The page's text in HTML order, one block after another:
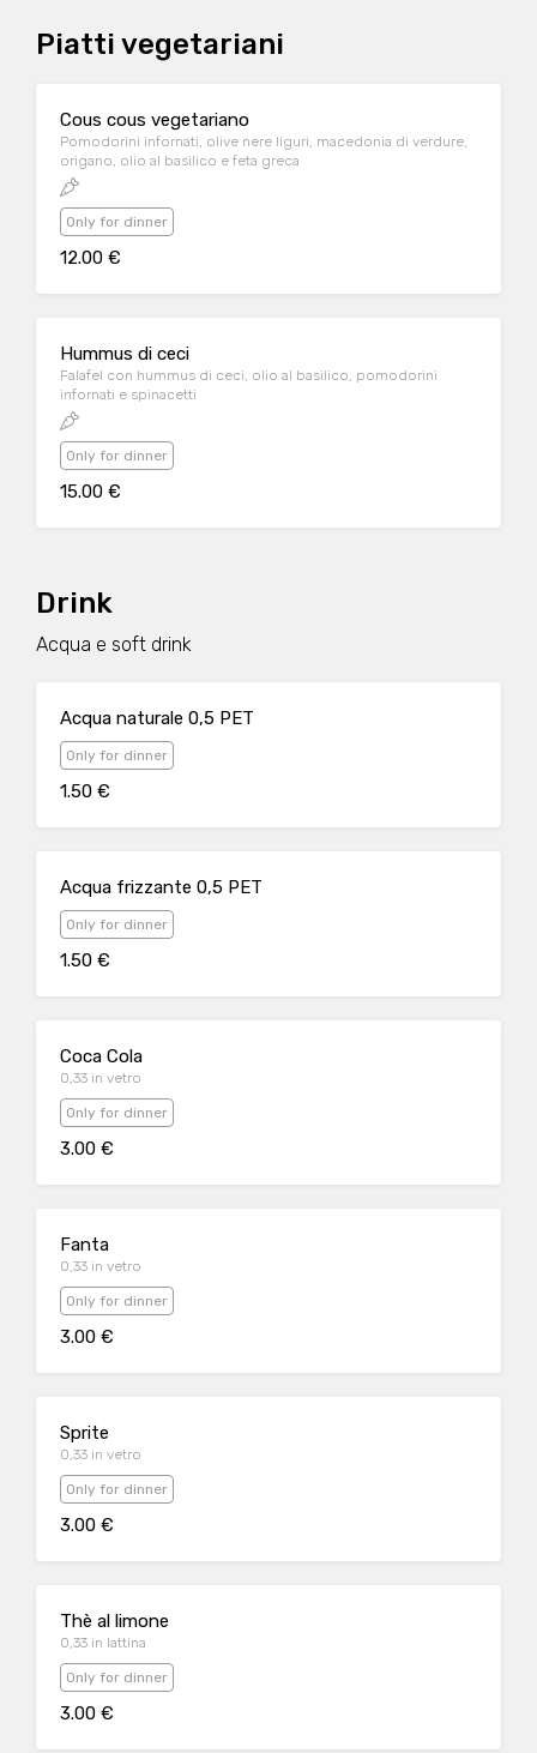
Piatti vegetariani
Cous cous vegetariano
Pomodorini infornati, olive nere liguri, macedonia di verdure,
origano, olio al basilico e feta greca
Only for dinner
12.00 €
Hummus di ceci
Falafel con hummus di ceci, olio al basilico, pomodorini
infornati e spinacetti
Only for dinner
15.00 €
Drink
Acqua e soft drink
Acqua naturale 0,5 PET
Only for dinner
1.50 €
Acqua frizzante 0,5 PET
Only for dinner
1.50 €
Coca Cola
0,33 in vetro
Only for dinner
3.00 €
Fanta
0,33 in vetro
Only for dinner
3.00 €
Sprite
0,33 in vetro
Only for dinner
3.00 €
Thè al limone
0,33 in lattina
Only for dinner
3.00 €